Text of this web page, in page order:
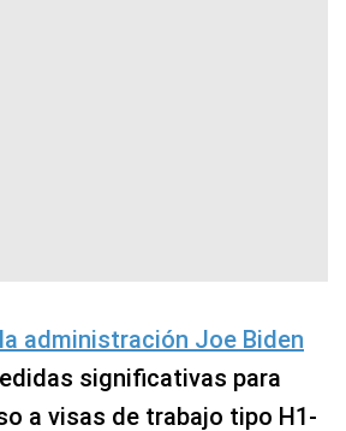
la administración Joe Biden
significativas para
a visas de trabajo tipo H1-